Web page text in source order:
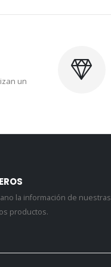
un
la información de nuestras
productos.